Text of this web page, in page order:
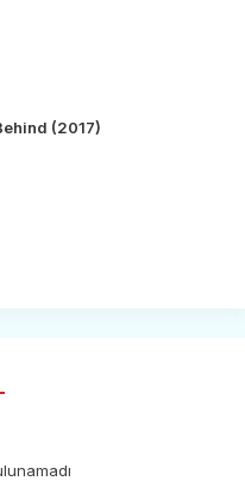
(2017)